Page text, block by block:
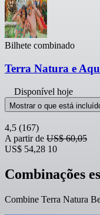
Bilhete combinado
Terra Natura e
Disponível hoje
Mostrar o que está
4,5 (167)
A partir de US$ 60,05
US$ 54,28 10
Combinações
Combine Terra Natura